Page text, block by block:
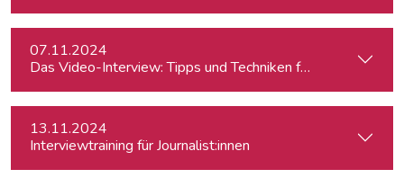
07.11.2024
Das Video-Interview: Tipps und Techniken für TV und Web
13.11.2024
Interviewtraining für Journalist:innen